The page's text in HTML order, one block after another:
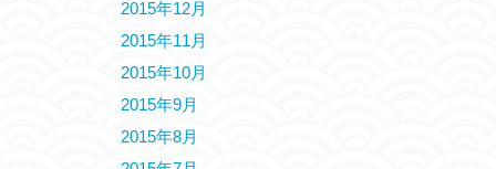
2015年12月
2015年11月
2015年10月
2015年9月
2015年8月